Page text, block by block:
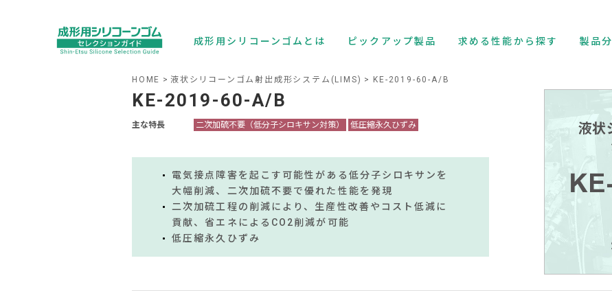
成形用シリコーンゴムとは ピックアップ製品 求める性能から探す 製品
HOME 液状シリコーンゴム射出成形システム(LIMS) KE-2019-60-A/B
KE-2019-60-A/B
主な特長 二次加硫不要（低分子シロキサン対策） 低圧縮永久ひずみ
電気接点障害を起こす可能性がある低分子シロキサンを
大幅削減、二次加硫不要で優れた性能を発現
二次加硫工程の削減により、生産性改善やコスト低減に
貢献、省エネによるCO2削減が可能
低圧縮永久ひずみ